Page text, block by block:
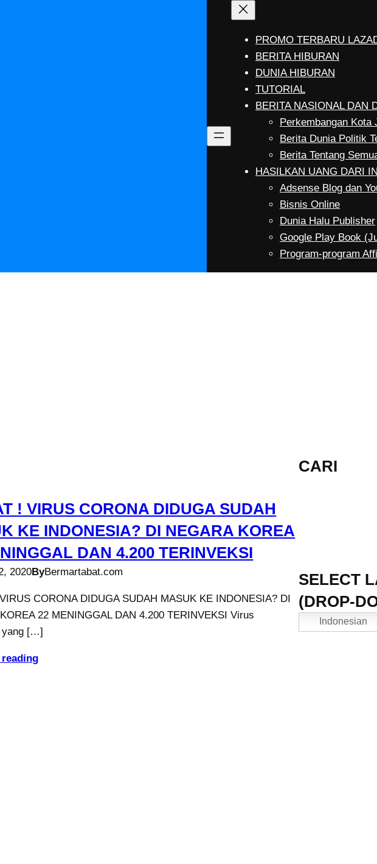
PROMO TERBARU
BERITA HIBURAN
DUNIA HIBURAN
TUTORIAL
BERITA NASIONAL DAN
Perkembangan Kota
Berita Dunia Politik
Berita Tentang
HASILKAN UANG DARI
Adsense Blog dan
Bisnis Online
Dunia Halu Publisher
Google Play Book
Program-program
! VIRUS CORONA DIDUGA SUDAH
KE INDONESIA? DI NEGARA KOREA
DAN 4.200 TERINVEKSI
2020ByBermartabat.com
CORONA DIDUGA SUDAH MASUK KE INDONESIA? DI
22 MENINGGAL DAN 4.200 TERINVEKSI Virus
yang […]
CARI
SELECT
(DROP-
Indonesian